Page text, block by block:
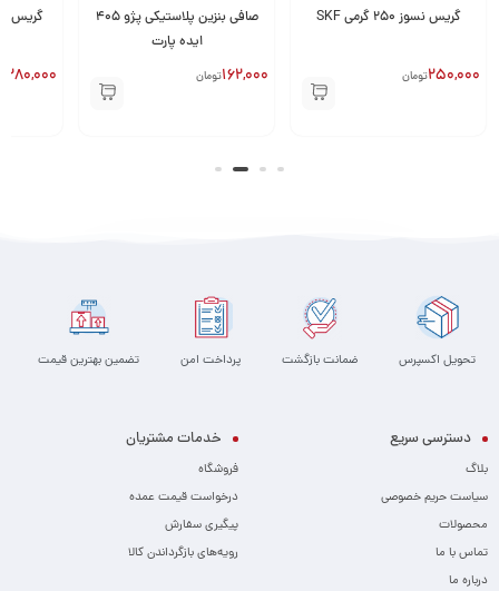
گریس نسوز 250 گرمی SKF
250,000تومان
صافی بنزین پلاستیکی پژو 405
ایده پارت
162,000تومان
گریس نسوز 250
280,000
تحویل اکسپرس ضمانت بازگشت پرداخت امن تضمین بهترین قیمت
دسترسی سریع
بلاگ
سیاست حریم خصوصی
محصولات
تماس با ما
درباره ما
خدمات مشتریان
فروشگاه
درخواست قیمت عمده
پیگیری سفارش
رویه‌های بازگرداندن کالا